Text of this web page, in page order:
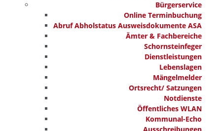
Bürgerservice
Online Terminbuchung
Abruf Abholstatus Ausweisdokumente ASA
Ämter & Fachbereiche
Schornsteinfeger
Dienstleistungen
Lebenslagen
Mängelmelder
Ortsrecht/ Satzungen
Notdienste
Öffentliches WLAN
Kommunal-Echo